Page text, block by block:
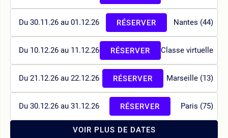
Du 30.11.26 au 01.12.26 Nantes (44)
RÉSERVER
Du 10.12.26 au 11.12.26 Classe virtuelle
RÉSERVER
Du 21.12.26 au 22.12.26 Marseille (13)
RÉSERVER
Du 30.12.26 au 31.12.26 Paris (75)
RÉSERVER
VOIR PLUS DE DATES